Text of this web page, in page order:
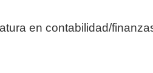
en contabilidad/